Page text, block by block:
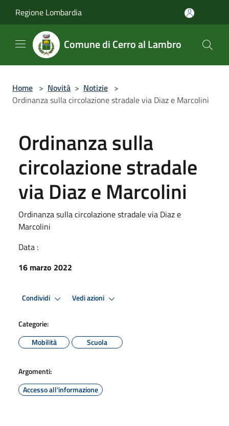
Regione Lombardia
Comune di Cerro al Lambro
Home > Novità > Notizie >
Ordinanza sulla circolazione stradale via Diaz e Marcolini
Ordinanza sulla
circolazione stradale
via Diaz e Marcolini
Ordinanza sulla circolazione stradale via Diaz e
Marcolini
Data :
16 marzo 2022
Condividi Vedi azioni
Categorie:
Mobilità
Scuola
Argomenti:
Accesso all'informazione